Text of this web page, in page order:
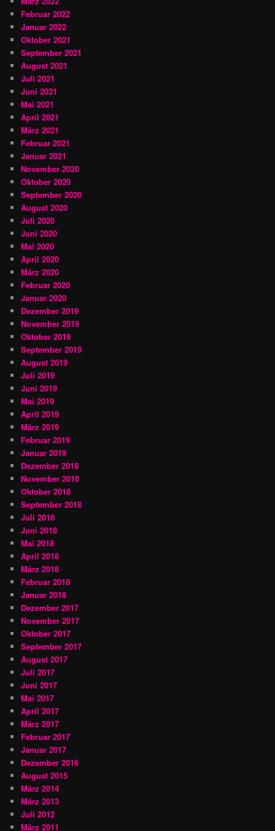
Februar 2022
Januar 2022
Oktober 2021
September 2021
August 2021
Juli 2021
Juni 2021
Mai 2021
April 2021
März 2021
Februar 2021
Januar 2021
November 2020
Oktober 2020
September 2020
August 2020
Juli 2020
Juni 2020
Mai 2020
April 2020
März 2020
Februar 2020
Januar 2020
Dezember 2019
November 2019
Oktober 2019
September 2019
August 2019
Juli 2019
Juni 2019
Mai 2019
April 2019
März 2019
Februar 2019
Januar 2019
Dezember 2018
November 2018
Oktober 2018
September 2018
Juli 2018
Juni 2018
Mai 2018
April 2018
März 2018
Februar 2018
Januar 2018
Dezember 2017
November 2017
Oktober 2017
September 2017
August 2017
Juli 2017
Juni 2017
Mai 2017
April 2017
März 2017
Februar 2017
Januar 2017
Dezember 2016
August 2015
März 2014
März 2013
Juli 2012
März 2011